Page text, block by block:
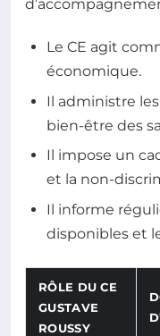
Le CE agit
économique.
Il administre
bien-être des
Il impose un
et la non-
Il informe
disponibles et
RÔLE DU CE
GUSTAVE
ROUSSY